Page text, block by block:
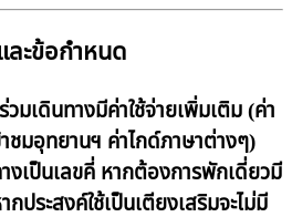
ละข้อกำหนด
มเดินทางมีค่าใช้จ่ายเพิ่มเติม (ค่า
ชมอุทยานฯ ค่าไกด์ภาษาต่างๆ)
งเป็นเลขคี่ หากต้องการพักเดี่ยวมี
กประสงค์ใช้เป็นเตียงเสริมจะไม่มี